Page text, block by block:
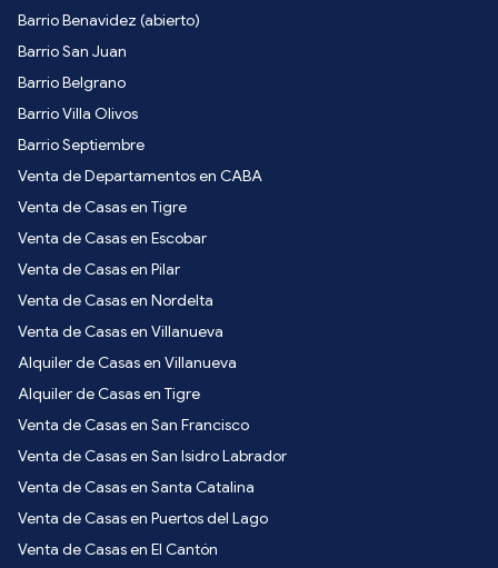
Barrio Benavidez (abierto)
Barrio San Juan
Barrio Belgrano
Barrio Villa Olivos
Barrio Septiembre
Venta de Departamentos en CABA
Venta de Casas en Tigre
Venta de Casas en Escobar
Venta de Casas en Pilar
Venta de Casas en Nordelta
Venta de Casas en Villanueva
Alquiler de Casas en Villanueva
Alquiler de Casas en Tigre
Venta de Casas en San Francisco
Venta de Casas en San Isidro Labrador
Venta de Casas en Santa Catalina
Venta de Casas en Puertos del Lago
Venta de Casas en El Cantón